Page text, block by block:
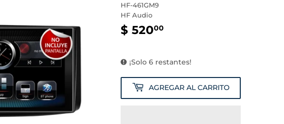
HF-461GM9
HF Audio
$ 52000
¡Solo 6 restantes!
AGREGAR AL CARRITO